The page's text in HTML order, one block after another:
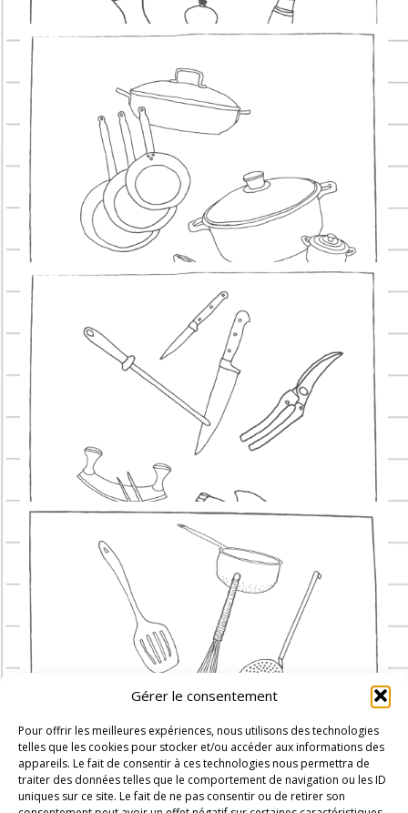
Gérer le consentement
Pour offrir les meilleures expériences, nous utilisons des technologies
telles que les cookies pour stocker et/ou accéder aux informations des
appareils. Le fait de consentir à ces technologies nous permettra de
traiter des données telles que le comportement de navigation ou les ID
uniques sur ce site. Le fait de ne pas consentir ou de retirer son